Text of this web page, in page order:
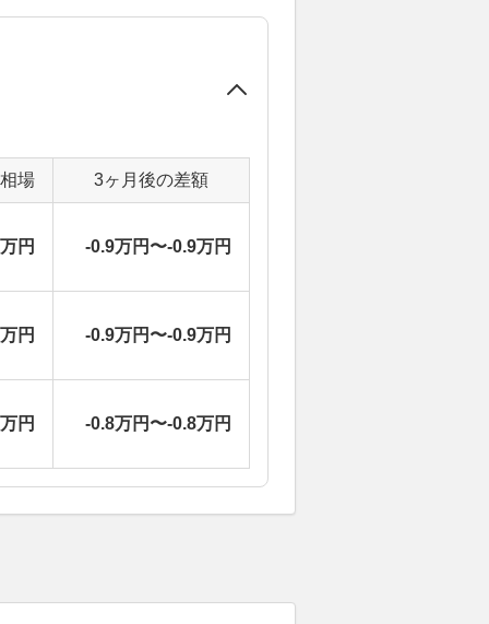
場 3ヶ月後の差額
円 -0.9万円〜-0.9万円
円 -0.9万円〜-0.9万円
円 -0.8万円〜-0.8万円